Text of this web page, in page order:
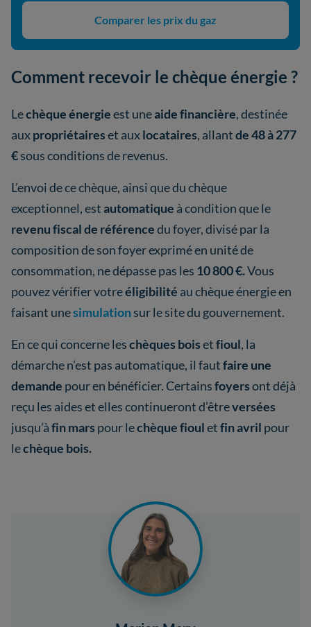
Comparer les prix du gaz
Comment recevoir le chèque énergie ?
Lechèque énergieest uneaide financière, destinée
auxpropriétaireset auxlocataires, allantde 48 à 277
€sous conditions de revenus.
L’envoi de ce chèque, ainsi que du chèque
exceptionnel, estautomatique à condition que le
revenu fiscal de référencedu foyer, divisé par la
composition de son foyer exprimé en unité de
consommation, ne dépasse pas les 10 800 €.Vous
pouvez vérifier votreéligibilité au chèque énergie en
faisant unesimulationsur le site du gouvernement.
En ce qui concerne leschèques boisetfioul, la
démarche n’est pas automatique, il fautfaire une
demande pour en bénéficier. Certainsfoyersont déjà
reçu les aides et elles continueront d’êtreversées
jusqu’àfin mars pour lechèque fiouletfin avril pour
lechèque bois.